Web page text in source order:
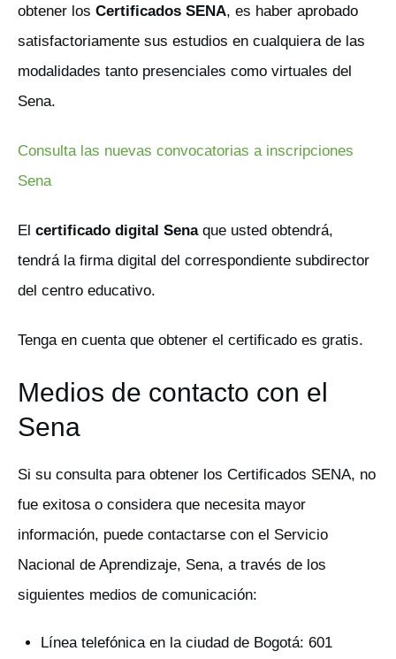
obtener los Certificados SENA, es haber aprobado
satisfactoriamente sus estudios en cualquiera de las
modalidades tanto presenciales como virtuales del
Sena.
Consulta las nuevas convocatorias a inscripciones
Sena
El certificado digital Sena que usted obtendrá,
tendrá la firma digital del correspondiente subdirector
del centro educativo.
Tenga en cuenta que obtener el certificado es gratis.
Medios de contacto con el
Sena
Si su consulta para obtener los Certificados SENA, no
fue exitosa o considera que necesita mayor
información, puede contactarse con el Servicio
Nacional de Aprendizaje, Sena, a través de los
siguientes medios de comunicación:
Línea telefónica en la ciudad de Bogotá: 601